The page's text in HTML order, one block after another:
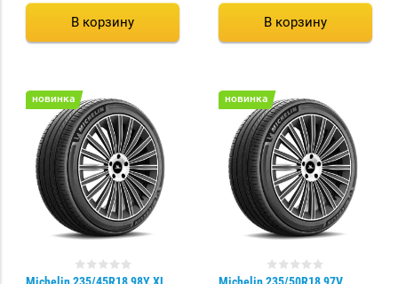
В корзину В корзину
новинка новинка